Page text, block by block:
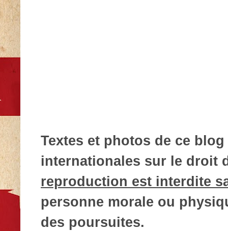
Textes et photos de ce
internationales sur le droit
reproduction est interdite
personne morale ou
des poursuites.